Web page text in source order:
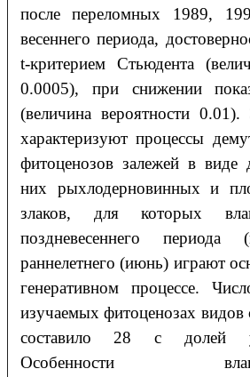
после переломных 1989,
весеннего периода,
t-критерием Стьюдента
0.0005), при снижении
(величина вероятности 0.01).
характеризуют процессы
фитоценозов залежей в виде
них рыхлодерновинных и
злаков, для которых
поздневесеннего
раннелетнего (июнь) играют
генеративном процессе.
изучаемых фитоценозах видов
составило 28 с долей
Особенности